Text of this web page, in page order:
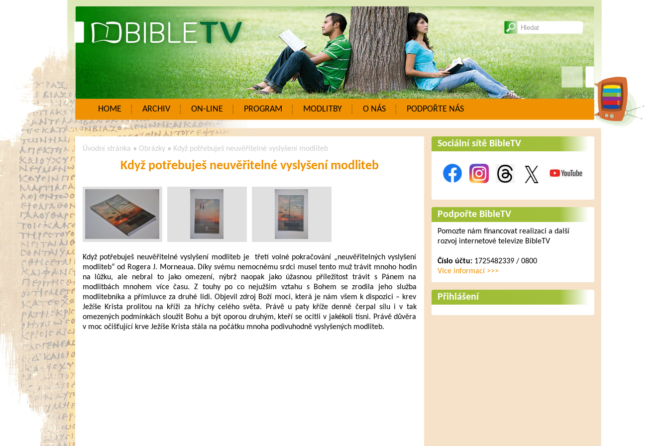
HOME ARCHIV ON-LINE PROGRAM MODLITBY O NÁS PODPOŘTE NÁS
Úvodní stránka » Obrázky» Když potřebuješ neuvěřitelné vyslyšení modliteb
Když potřebuješ neuvěřitelné vyslyšení modliteb
Když potřebuješ neuvěřitelné vyslyšení modliteb je třetí volné pokračování „neuvěřitelných vyslyšení
modliteb“ od Rogera J. Morneaua. Díky svému nemocnému srdci musel tento muž trávit mnoho hodin
na lůžku, ale nebral to jako omezení, nýbrž naopak jako úžasnou příležitost trávit s Pánem na
modlitbách mnohem více času. Z touhy po co nejužším vztahu s Bohem se zrodila jeho služba
modlitebníka a přímluvce za druhé lidi. Objevil zdroj Boží moci, která je nám všem k dispozici – krev
Ježíše Krista prolitou na kříži za hříchy celého světa. Právě u paty kříže denně čerpal sílu i v tak
omezených podmínkách sloužit Bohu a být oporou druhým, kteří se ocitli v jakékoli tísni. Právě důvěra
v moc očišťující krve Ježíše Krista stála na počátku mnoha podivuhodně vyslyšených modliteb.
Sociální sítě BibleTV
Podpořte BibleTV
Pomozte nám financovat realizaci a další
rozvoj internetové televize BibleTV
Číslo účtu:1725482339 / 0800
Více informací >>>
Přihlášení